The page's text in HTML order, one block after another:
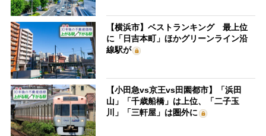
【横浜市】ベストランキング 最上位
に「日吉本町」ほかグリーンライン沿
線駅が
【小田急vs京王vs田園都市】「浜田
山」「千歳船橋」は上位、「二子玉
川」「三軒屋」は圏外に